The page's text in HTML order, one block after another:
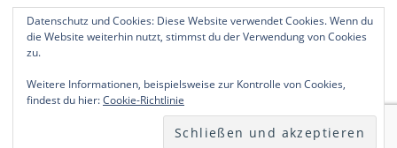
Datenschutz und Cookies: Diese Website verwendet Cookies. Wenn du
die Website weiterhin nutzt, stimmst du der Verwendung von Cookies
zu.
Weitere Informationen, beispielsweise zur Kontrolle von Cookies,
findest du hier:Cookie-Richtlinie